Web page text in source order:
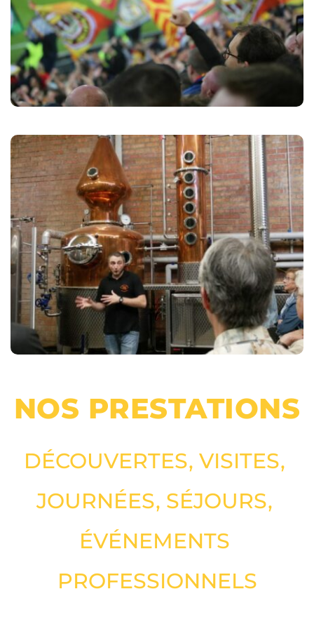
NOS PRESTATIONS
DÉCOUVERTES, VISITES,
JOURNÉES, SÉJOURS,
ÉVÉNEMENTS
PROFESSIONNELS